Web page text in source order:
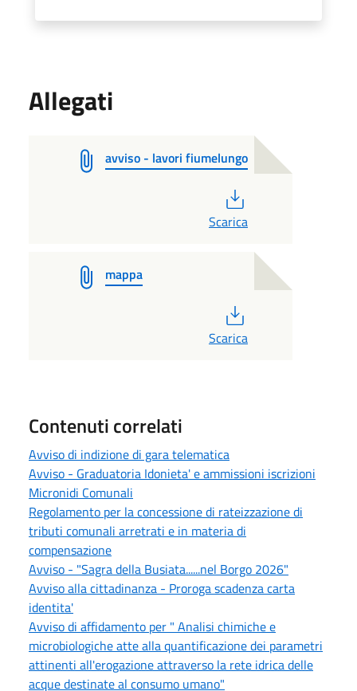
Allegati
avviso - lavori fiumelungo
Scarica
mappa
Scarica
Contenuti correlati
Avviso di indizione di gara telematica
Avviso - Graduatoria Idonieta' e ammissioni iscrizioni
Micronidi Comunali
Regolamento per la concessione di rateizzazione di
tributi comunali arretrati e in materia di
compensazione
Avviso - "Sagra della Busiata......nel Borgo 2026"
Avviso alla cittadinanza - Proroga scadenza carta
identita'
Avviso di affidamento per " Analisi chimiche e
microbiologiche atte alla quantificazione dei parametri
attinenti all'erogazione attraverso la rete idrica delle
acque destinate al consumo umano"